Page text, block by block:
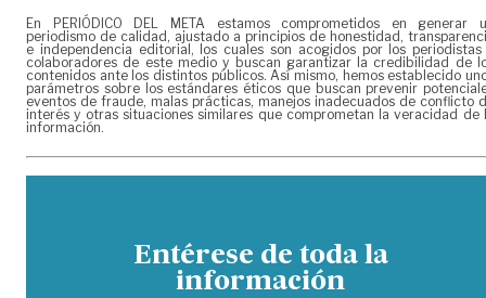
En PERIÓDICO DEL META estamos comprometidos en generar
periodismo de calidad, ajustado a principios de honestidad,
e independencia editorial, los cuales son acogidos por los periodistas
colaboradores de este medio y buscan garantizar la credibilidad de
contenidos ante los distintos públicos. Así mismo, hemos establecido
parámetros sobre los estándares éticos que buscan prevenir
eventos de fraude, malas prácticas, manejos inadecuados de conflicto
interés y otras situaciones similares que comprometan la veracidad de
información.
Entérese de toda la
información